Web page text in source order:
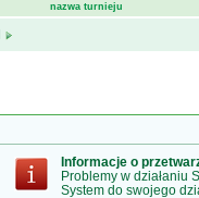
nazwa turnieju
Informacje o
Problemy w działaniu
System do swojego